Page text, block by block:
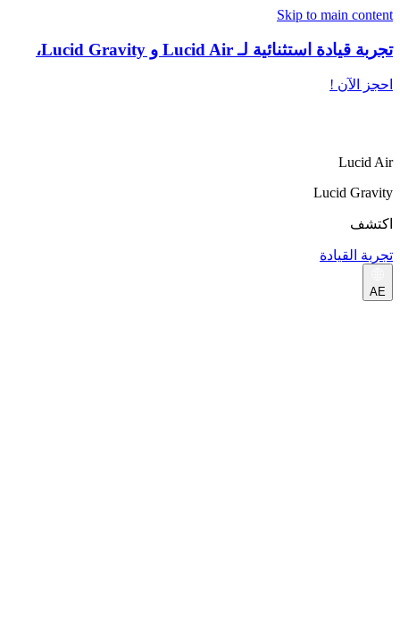
Skip to main content
تجربة قيادة استثنائية لـ Lucid Air و Lucid Gravity،
احجز الآن !
Lucid Air
Lucid Gravity
اكتشف
تجربة القيادة
AE